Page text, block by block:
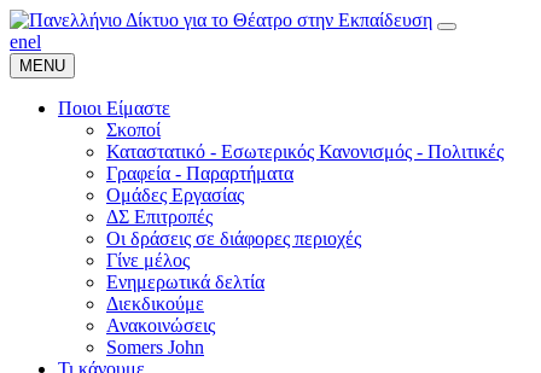
enel
MENU
Ποιοι Είμαστε
Σκοποί
Καταστατικό - Εσωτερικός Κανονισμός - Πολιτικές
Γραφεία - Παραρτήματα
Ομάδες Εργασίας
ΔΣ Επιτροπές
Οι δράσεις σε διάφορες περιοχές
Γίνε μέλος
Ενημερωτικά δελτία
Διεκδικούμε
Ανακοινώσεις
Somers John
Τι κάνουμε